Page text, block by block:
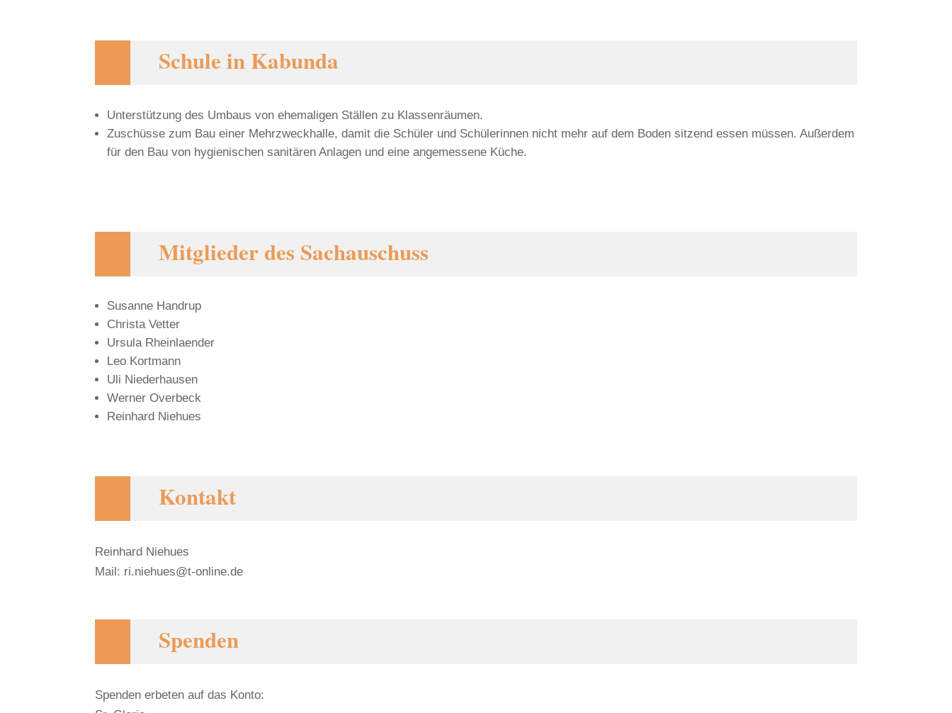
Schule in Kabunda
Unterstützung des Umbaus von ehemaligen Ställen zu Klassenräumen.
Zuschüsse zum Bau einer Mehrzweckhalle, damit die Schüler und Schülerinnen nicht mehr auf dem Boden sitzend essen müssen. Außerdem
für den Bau von hygienischen sanitären Anlagen und eine angemessene Küche.
Mitglieder des Sachauschuss
Susanne Handrup
Christa Vetter
Ursula Rheinlaender
Leo Kortmann
Uli Niederhausen
Werner Overbeck
Reinhard Niehues
Kontakt
Reinhard Niehues
Mail: ri.niehues@t-online.de
Spenden
Spenden erbeten auf das Konto: